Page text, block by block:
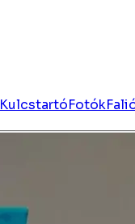
KulcstartóFotók